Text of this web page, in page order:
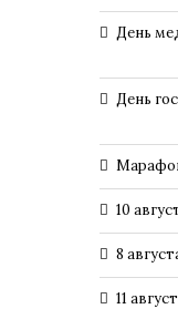
День
День
10
8
11